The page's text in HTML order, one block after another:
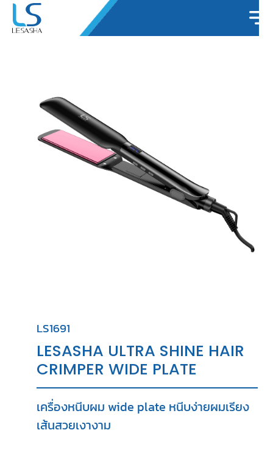
LS1691
LESASHA ULTRA SHINE HAIR
CRIMPER WIDE PLATE
เครื่องหนีบผม wide plate หนีบง่ายผมเรียง
เส้นสวยเงางาม